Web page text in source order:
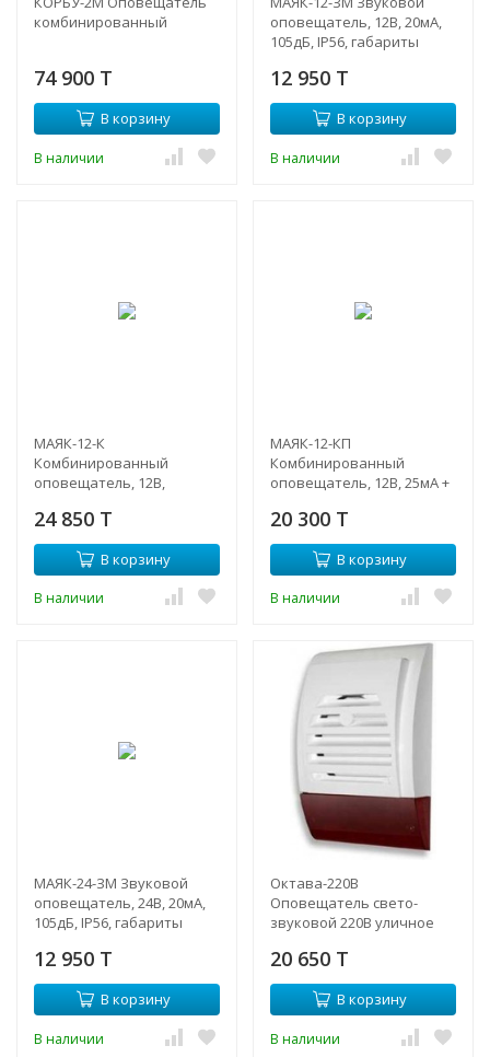
комбинированный
74 900 T
В корзину
В наличии
оповещатель, 12В, 20мА,
105дБ, IP56, габариты
12 950 T
В корзину
В наличии
МАЯК-12-К
Комбинированный
оповещатель, 12В,
20мА + звук 20мА, 105дБ,
IP52
24 850 T
В корзину
В наличии
МАЯК-12-КП
Комбинированный
оповещатель, 12В, 25мА +
габариты 100х80х42
20 300 T
В корзину
В наличии
МАЯК-24-ЗМ Звуковой
оповещатель, 24В, 20мА,
105дБ, IP56, габариты
12 950 T
В корзину
В наличии
Октава-220В
Оповещатель свето-
звуковой 220В уличное
20 650 T
В корзину
В наличии